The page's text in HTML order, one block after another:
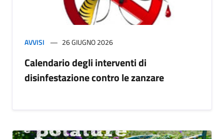
AVVISI 26 GIUGNO 2026
Calendario degli interventi di
disinfestazione contro le zanzare